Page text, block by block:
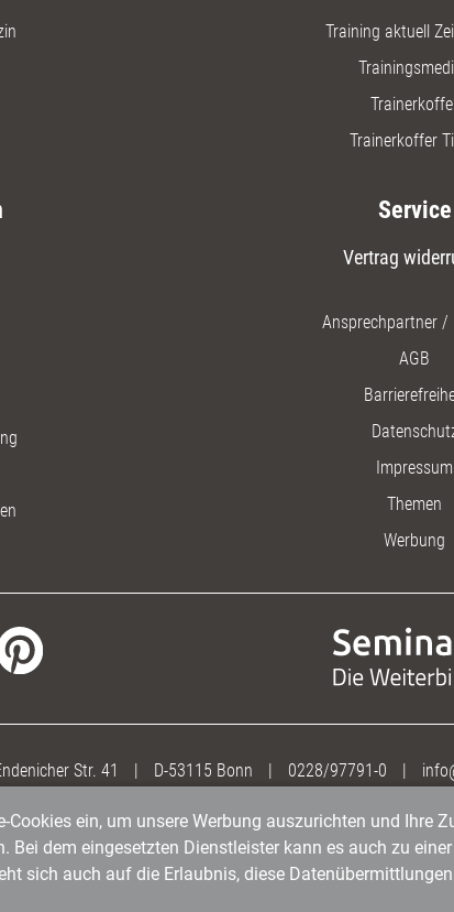
Training aktuell
Trainerkoffer
Service
Vertrag
Ansprechpartner /
AGB
Impressum
Themen
Werbung
Str. 41 | D-53115 Bonn | 0228/97791-0 |
ein, um unsere Werbung auszurichten und Ihre
Bei dem eingesetzten Dienstleister kann es auch zu
sich auch auf die Erlaubnis, diese